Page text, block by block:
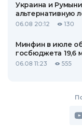
Украина и
альтернативную
06.08 20:12 130
Минфин в июле
госбюджета 19,6
06.08 11:23 555